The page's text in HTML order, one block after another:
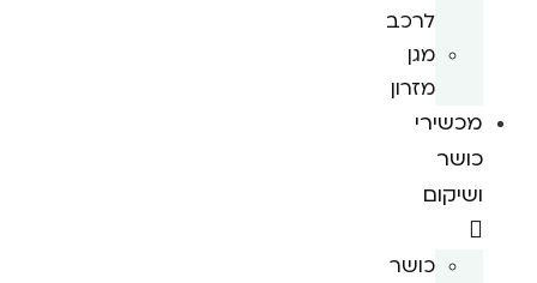
לרכב
מגן
מזרון
מכשירי
כושר
ושיקום
כושר